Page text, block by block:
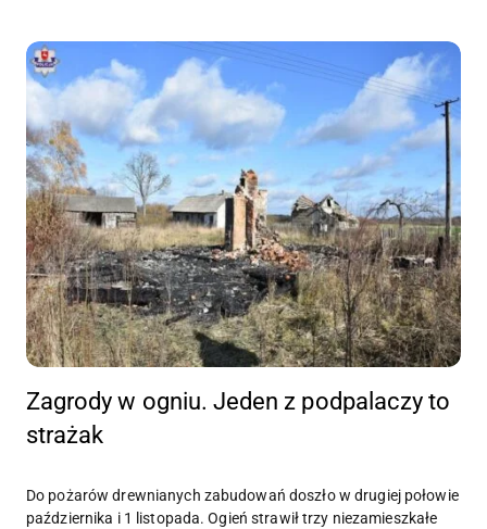
Zagrody w ogniu. Jeden z podpalaczy to
strażak
Do pożarów drewnianych zabudowań doszło w drugiej połowie
października i 1 listopada. Ogień strawił trzy niezamieszkałe